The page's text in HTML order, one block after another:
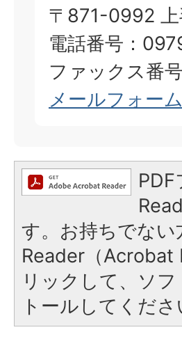
〒871-0992 上
電話番号：
ファックス番
メールフォー
す。お持ちでな
Reader（Acrobat
リックして、ソ
トールしてくださ